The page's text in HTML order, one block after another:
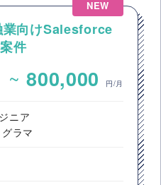
NEW
業向けSalesforce
件
~ 800,000 円/月
ニア
ラマ